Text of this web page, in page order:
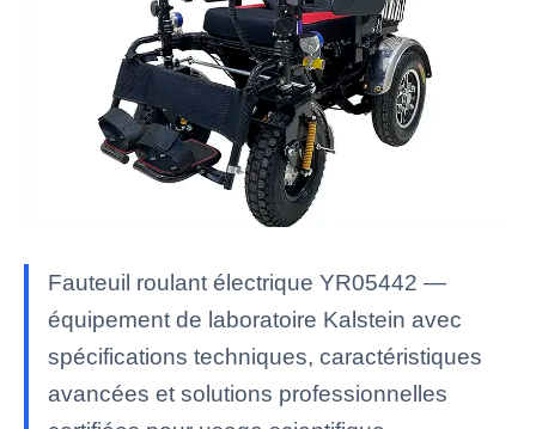
Fauteuil roulant électrique YR05442 —
équipement de laboratoire Kalstein avec
spécifications techniques, caractéristiques
avancées et solutions professionnelles